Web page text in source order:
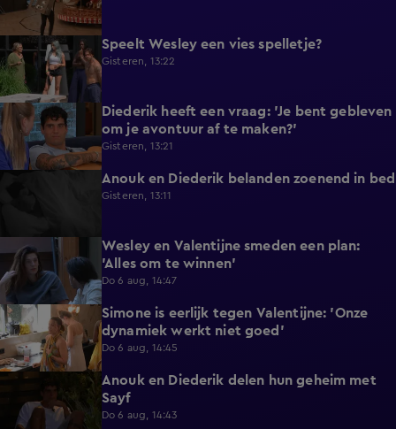
0:48 Speelt Wesley een vies spelletje?
Gisteren, 13:22
0:37
Diederik heeft een vraag: 'Je bent gebleven
om je avontuur af te maken?'
Gisteren, 13:21
Anouk en Diederik belanden zoenend in bed
Gisteren, 13:11
0:26
Wesley en Valentijne smeden een plan:
'Alles om te winnen'
Do 6 aug, 14:47
1:12
Simone is eerlijk tegen Valentijne: 'Onze
dynamiek werkt niet goed'
Do 6 aug, 14:45
0:48
Anouk en Diederik delen hun geheim met
Sayf
Do 6 aug, 14:43